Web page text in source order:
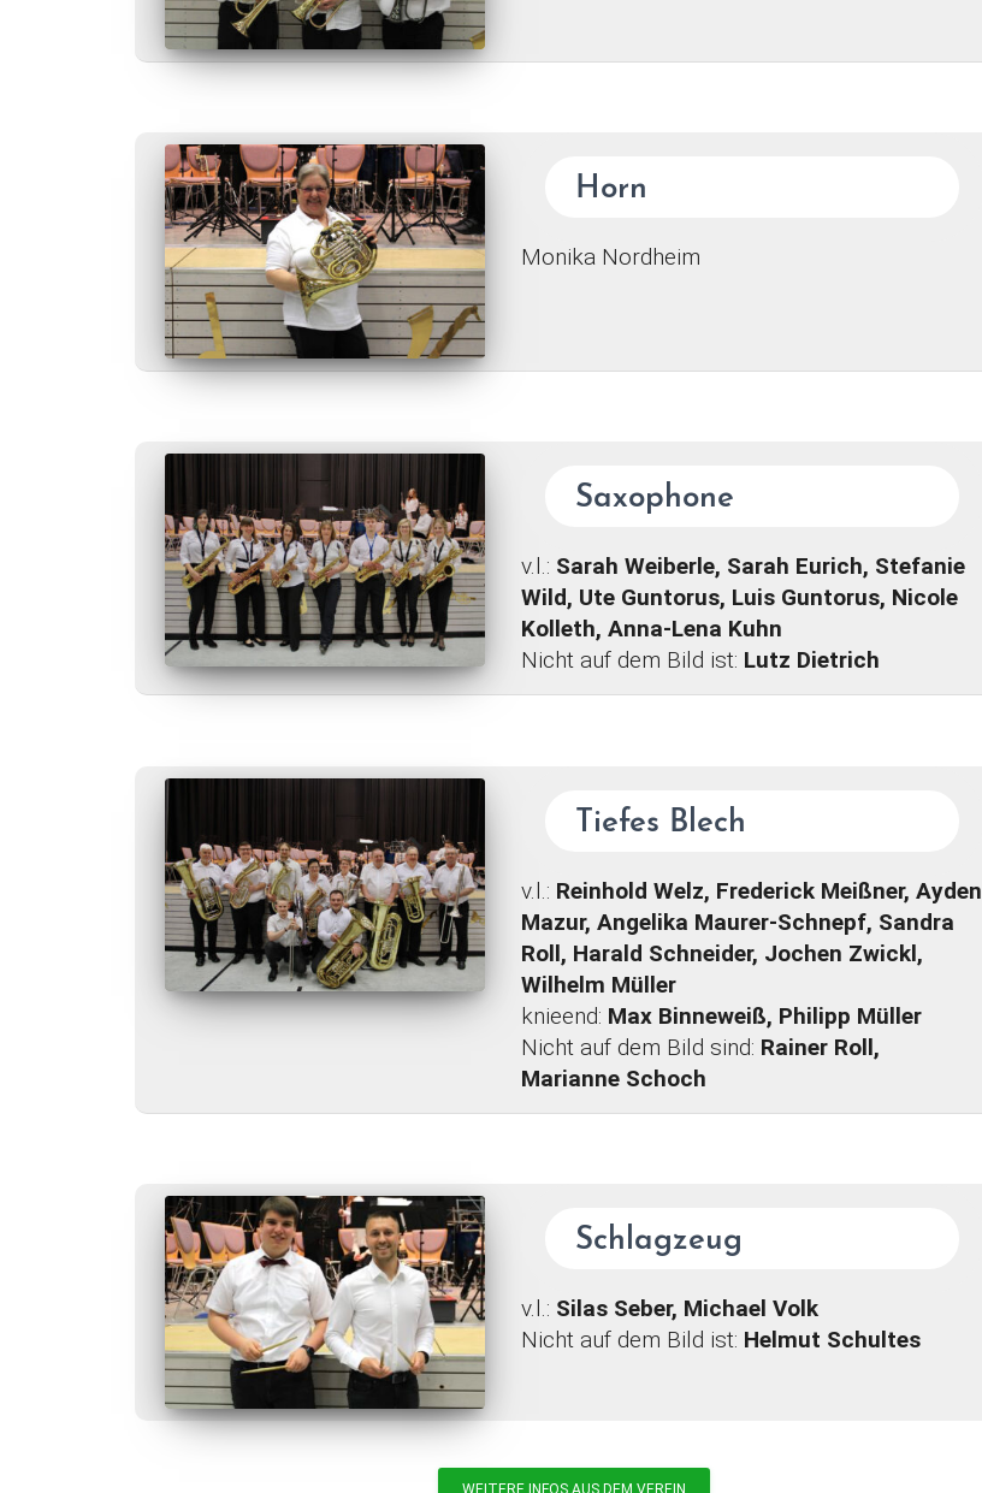
Horn
Monika Nordheim
Saxophone
v.l.: Sarah Weiberle, Sarah Eurich, Stefanie
Wild, Ute Guntorus, Luis Guntorus, Nicole
Kolleth, Anna-Lena Kuhn
Nicht auf dem Bild ist: Lutz Dietrich
Tiefes Blech
v.l.: Reinhold Welz, Frederick Meißner, Ayden
Mazur, Angelika Maurer-Schnepf, Sandra
Roll, Harald Schneider, Jochen Zwickl,
Wilhelm Müller
knieend: Max Binneweiß, Philipp Müller
Nicht auf dem Bild sind: Rainer Roll,
Marianne Schoch
Schlagzeug
v.l.: Silas Seber, Michael Volk
Nicht auf dem Bild ist: Helmut Schultes
WEITERE INFOS AUS DEM VEREIN